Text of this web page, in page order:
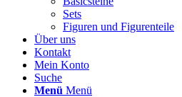
Sets
Figuren und Figurenteile
Über uns
Kontakt
Mein Konto
Suche
Menü Menü